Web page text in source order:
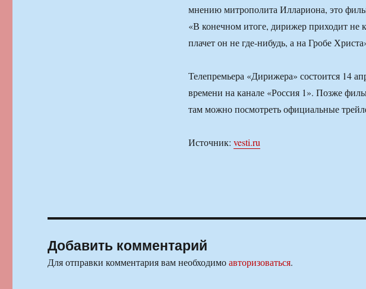
мнению митрополита Иллариона, это
«В конечном итоге, дирижер приходит не
плачет он не где-нибудь, а на Гробе
Телепремьера «Дирижера» состоится 14
времени на канале «Россия 1». Позже
там можно посмотреть официальные
Источник: vesti.ru
Добавить комментарий
Для отправки комментария вам необходимоавторизоваться.